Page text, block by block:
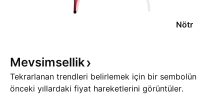
Nötr
Mevsimsellik
Tekrarlanan trendleri belirlemek için bir sembolün
önceki yıllardaki fiyat hareketlerini görüntüler.